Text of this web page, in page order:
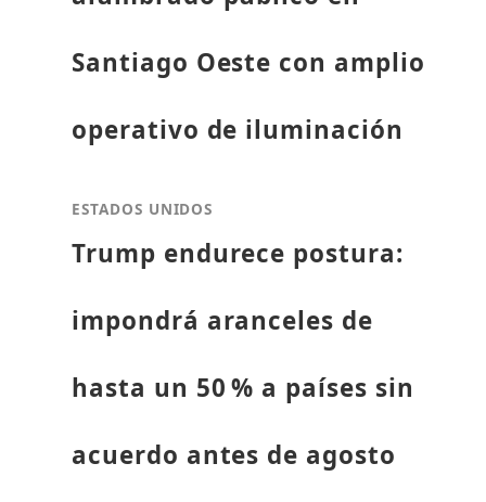
Santiago Oeste con amplio
operativo de iluminación
ESTADOS UNIDOS
Trump endurece postura:
impondrá aranceles de
hasta un 50 % a países sin
acuerdo antes de agosto